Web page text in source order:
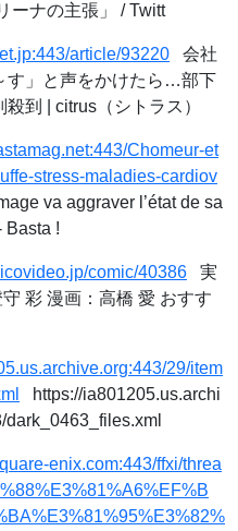
ーナの主張」 / Twitt
article/93220 会社
す」と声をかけたら…部下
到 | citrus（シトラス）
Chomeur-et
stress-maladies-cardiov
va aggraver l’état de sa
Basta !
comic/40386 実
彩 漫画：高橋 愛 おすす
29/item
https://ia801205.us.archi
enix.com:443/ffxi/threa